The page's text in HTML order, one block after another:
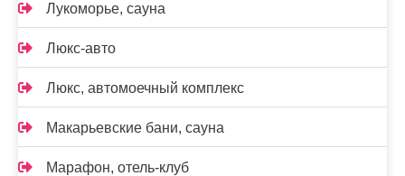
Лукоморье, сауна
Люкс-авто
Люкс, автомоечный комплекс
Макарьевские бани, сауна
Марафон, отель-клуб